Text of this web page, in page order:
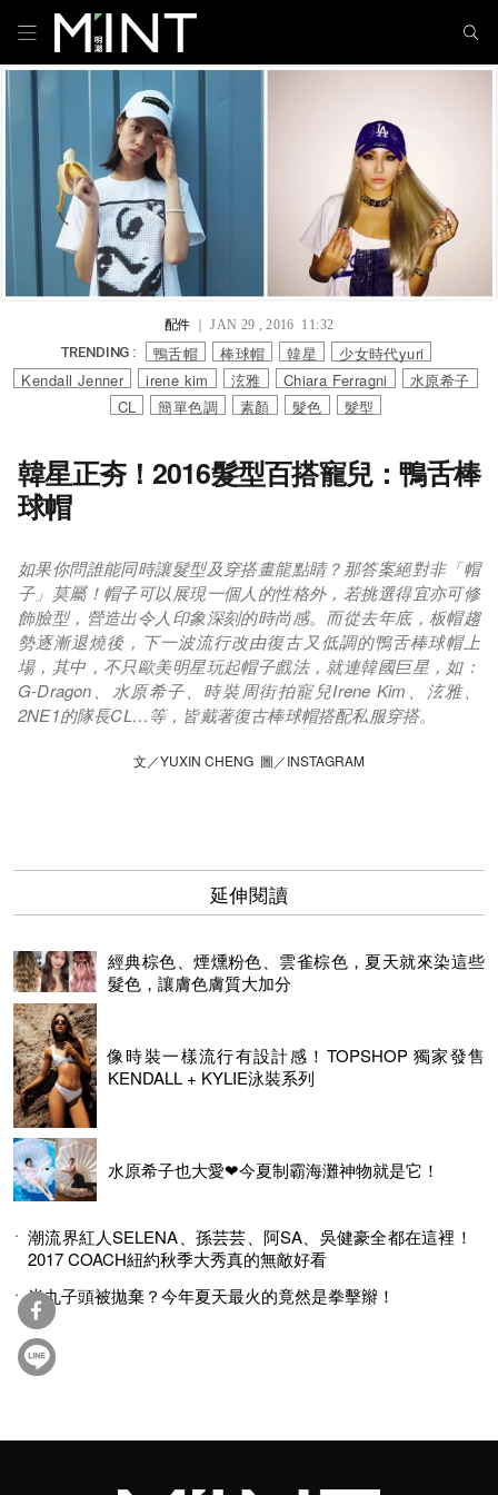
配件｜ JAN 29 , 2016 11:32
TRENDING : 鴨舌帽 棒球帽 韓星
少女時代yuri
Kendall Jenner
irene kim 泫雅 Chiara Ferragni
水原希子
CL
簡單色調 素顏 髮色 髮型
韓星正夯！2016髮型百搭寵兒：鴨舌棒
球帽
如果你問誰能同時讓髮型及穿搭畫龍點睛？那答案絕對非「帽
子」莫屬！帽子可以展現一個人的性格外，若挑選得宜亦可修
飾臉型，營造出令人印象深刻的時尚感。而從去年底，板帽趨
勢逐漸退燒後，下一波流行改由復古又低調的鴨舌棒球帽上
場，其中，不只歐美明星玩起帽子戲法，就連韓國巨星，如：
G-Dragon、水原希子、時裝周街拍寵兒Irene Kim、泫雅、
2NE1的隊長CL…等，皆戴著復古棒球帽搭配私服穿搭。
文／YUXIN CHENG 圖／INSTAGRAM
延伸閱讀
經典棕色、煙燻粉色、雲雀棕色，夏天就來染這些
髮色，讓膚色膚質大加分
像時裝一樣流行有設計感！TOPSHOP 獨家發售
KENDALL + KYLIE泳裝系列
水原希子也大愛❤今夏制霸海灘神物就是它！
潮流界紅人SELENA、孫芸芸、阿SA、吳健豪全都在這裡！
2017 COACH紐約秋季大秀真的無敵好看
半丸子頭被拋棄？今年夏天最火的竟然是拳擊辮！